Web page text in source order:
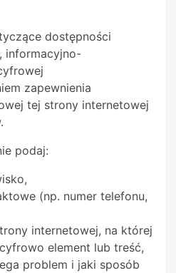
dostępności
informacyjno-
zapewnienia
tej strony internetowej
podaj:
(np. numer telefonu,
internetowej, na której
element lub treść,
problem i jaki sposób